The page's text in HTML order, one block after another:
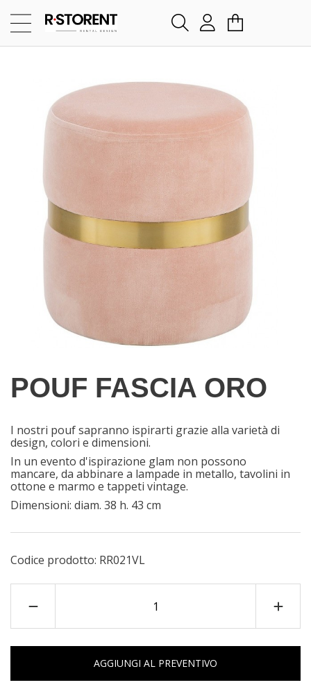
POUF FASCIA ORO
I nostri pouf sapranno ispirarti grazie alla varietà di
design, colori e dimensioni.
In un evento d'ispirazione glam non possono
mancare, da abbinare a lampade in metallo, tavolini in
ottone e marmo e tappeti vintage.
Dimensioni: diam. 38 h. 43 cm
Codice prodotto: RR021VL
AGGIUNGI AL PREVENTIVO